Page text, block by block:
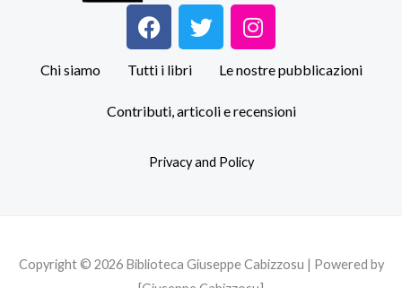
F
a
c
e
b
k
T
w
t
I
n
s
t
a
a
Chi siamo Tutti i libri Le nostre pubblicazioni
Contributi, articoli e recensioni
Privacy and Policy
Copyright © 2026 Biblioteca Giuseppe Cabizzosu | Powered by